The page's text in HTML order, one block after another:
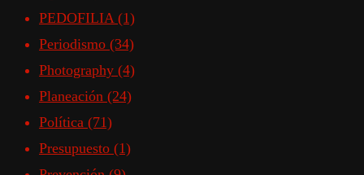
PEDOFILIA (1)
Periodismo (34)
Photography (4)
Planeación (24)
Política (71)
Presupuesto (1)